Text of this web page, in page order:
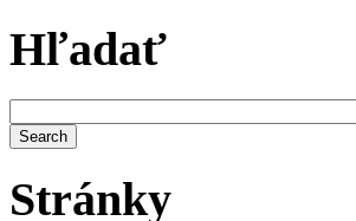
Hľadať
Stránky